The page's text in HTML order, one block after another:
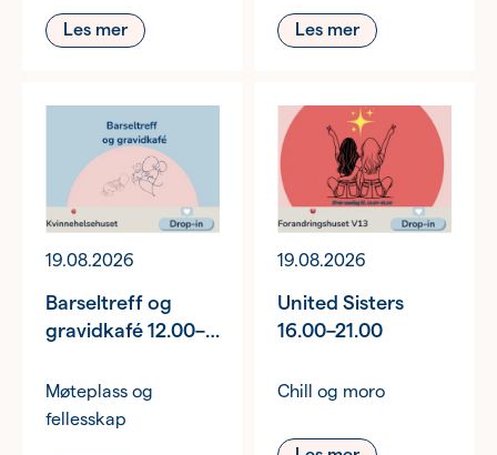
Les mer
Les mer
19.08.2026
Barseltreff og
gravidkafé 12.00–
Møteplass og
fellesskap
19.08.2026
United Sisters
16.00–21.00
Chill og moro